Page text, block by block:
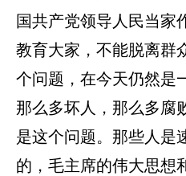
国共产党领导人民当家
教育大家，不能脱离群
个问题，在今天仍然是
那么多坏人，那么多腐
是这个问题。那些人是
的，毛主席的伟大思想